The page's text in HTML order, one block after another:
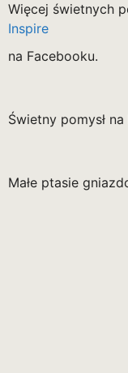
Więcej świetnych
Inspire
na Facebooku.
Świetny pomysł
Małe ptasie